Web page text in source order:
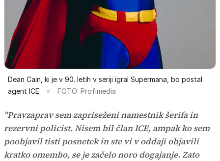
Dean Cain, ki je v 90. letih v seriji igral Supermana, bo postal
agent ICE.
FOTO: Profimedia
"Pravzaprav sem zapriseženi namestnik šerifa in
rezervni policist. Nisem bil član ICE, ampak ko sem
poobjavil tisti posnetek in ste vi v oddaji objavili
kratko omembo, se je začelo noro dogajanje. Zato